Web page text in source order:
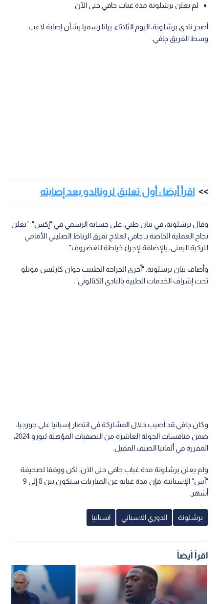
لم يعلن برشلونة مدة غياب جافي حتى الآن
أصدر نادي برشلونة، اليوم الثلاثاء، بيانا رسميا بشأن إصابة لاعب
وسط الفريق جافي.
اقرأ أيضا : أول تعليق لرونالدو بعد إصابته
وقال برشلونة، في بيان طبي، على حسابه الرسمي في "إكس": "نعلن
نجاح العملية الخاصة بـ جافي لعلاج تمزق الرباط الصليبي الأمامي
للركبة اليمنى، بالإضافة لإجراء خياطة للغضروف".
وأضاف بيان برشلونة: "أجرى الجراحة الطبيب خوان كارليس مونلو
تحت إشراف الخدمات الطبية بالنادي الكتالوني".
وكان جافي قد أصيب خلال المشاركة في انتصار إسبانيا على جورجيا،
ضمن منافسات الجولة العاشرة من التصفيات المؤهلة ليورو 2024،
المقررة في ألمانيا الصيف المقبل.
ولم يعلن برشلونة مدة غياب جافي حتى الآن، لكن ووفقا لصحيفة
"آس" الإسبانية، فإن مدة غيابه عن المباريات ستكون بين 8 إلى 9
أشهر.
برشلونة الدوري الاسباني اسبانيا
اقرأ أيضاً